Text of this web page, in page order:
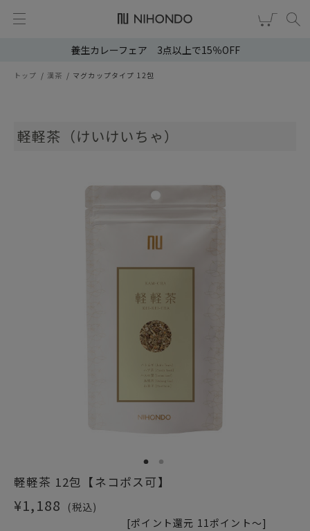
養生カレーフェア 3点以上で15％OFF
トップ 漢茶 マグカップタイプ 12包
軽軽茶（けいけいちゃ）
1 2
軽軽茶 12包【ネコポス可】
¥1,188
(税込)
[ポイント還元 11ポイント～]
新規会員登録 ログイン